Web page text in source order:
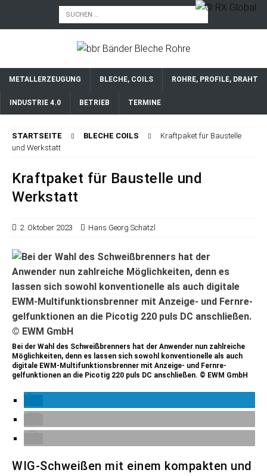
METALLERZEUGUNG BLECHE, COILS ROHRE, PROFILE, DRAHT
INDUSTRIE 4.0 BETRIEB TERMINE
STARTSEITE BLECHE COILS
Kraftpaket für Baustelle
und Werkstatt
Kraftpaket für Baustelle und
Werkstatt
2. Oktober 2023 Hans Georg Schätzl
Bei der Wahl des Schweißbrenners hat der Anwender nun zahlreiche
Möglichkeiten, denn es lassen sich sowohl konventionelle als auch
digitale EWM-Multifunktionsbrenner mit Anzeige- und Fernre-
gelfunktionen an die Picotig 220 puls DC anschließen. © EWM GmbH
WIG-Schweißen mit einem kompakten und